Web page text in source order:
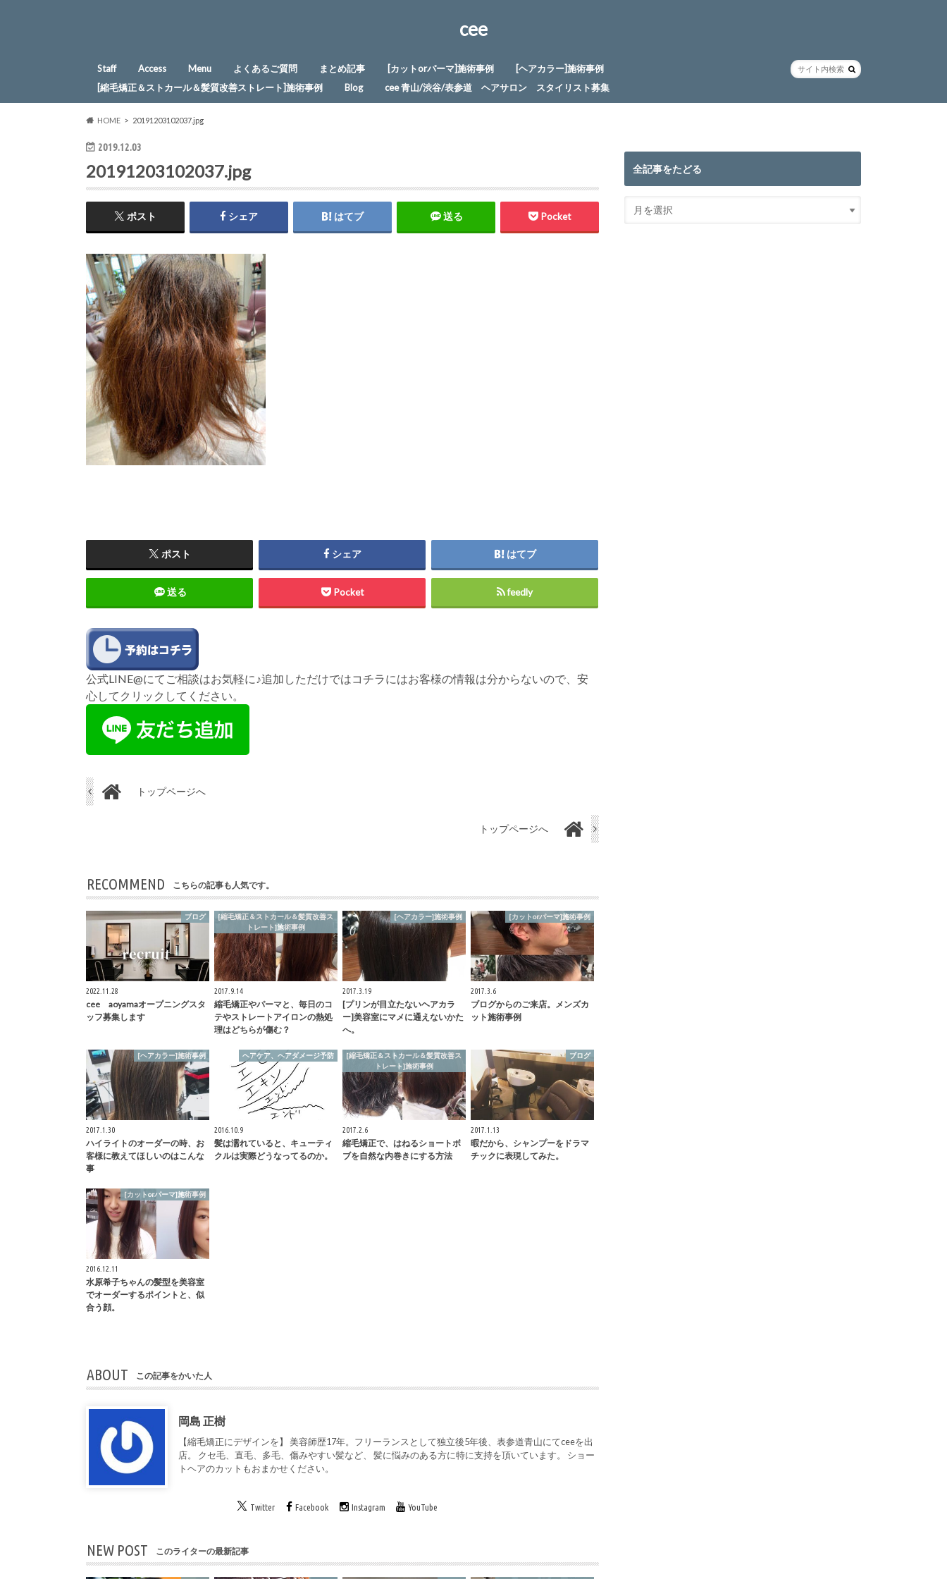
cee
Staff Access Menu よくあるご質問 まとめ記事 [カットorパーマ]施術事例
[ヘアカラー]施術事例
[縮毛矯正＆ストカール＆髪質改善ストレート]施術事例
Blog cee 青山/渋谷/表参道 ヘアサロン スタイリスト募集
HOME 20191203102037.jpg
2019.12.03
20191203102037.jpg
ポスト シェア はてブ 送る Pocket
ポスト シェア はてブ
送る Pocket feedly
公式LINE@にてご相談はお気軽に♪追加しただけではコチラにはお客様の情報は分からないので、安
心してクリックしてください。
トップページへ
トップページへ
RECOMMEND こちらの記事も人気です。
ブログ
2022.11.28
cee aoyamaオープニングスタ
ッフ募集します
[縮毛矯正＆ストカール＆髪質改善ス
トレート]施術事例
2017.9.14
縮毛矯正やパーマと、毎日のコ
テやストレートアイロンの熱処
理はどちらが傷む？
[ヘアカラー]施術事例
2017.3.19
[プリンが目立たないヘアカラ
ー]美容室にマメに通えないかた
へ。
[カットorパーマ]施術事例
2017.3.6
ブログからのご来店。メンズカ
ット施術事例
[ヘアカラー]施術事例
2017.1.30
ハイライトのオーダーの時、お
客様に教えてほしいのはこんな
事
ヘアケア、ヘアダメージ予防
2016.10.9
髪は濡れていると、キューティ
クルは実際どうなってるのか。
[縮毛矯正＆ストカール＆髪質改善ス
トレート]施術事例
2017.2.6
縮毛矯正で、はねるショートボ
ブを自然な内巻きにする方法
ブログ
2017.1.13
暇だから、シャンプーをドラマ
チックに表現してみた。
[カットorパーマ]施術事例
2016.12.11
水原希子ちゃんの髪型を美容室
でオーダーするポイントと、似
合う顔。
ABOUT この記事をかいた人
岡島 正樹
【縮毛矯正にデザインを】 美容師歴17年。フリーランスとして独立後5年後、表参道青山にてceeを出
店。 クセ毛、直毛、多毛、傷みやすい髪など、 髪に悩みのある方に特に支持を頂いています。 ショー
トヘアのカットもおまかせください。
Twitter Facebook Instagram YouTube
NEW POST このライターの最新記事
全記事をたどる